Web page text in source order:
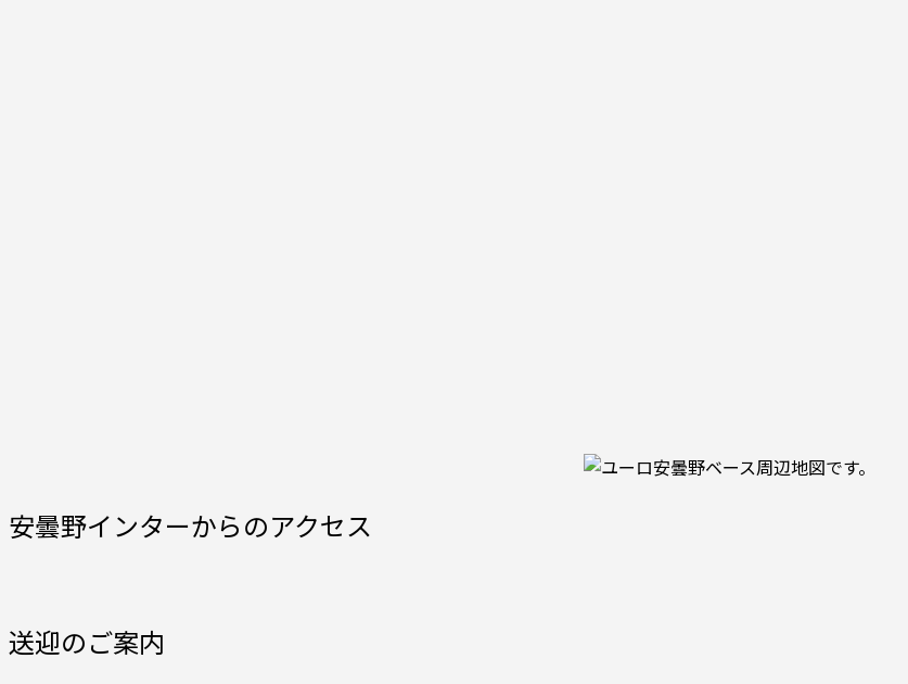
安曇野インターからのアクセス
送迎のご案内